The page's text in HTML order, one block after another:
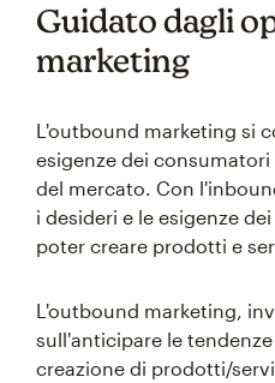
Guidato dagli
marketing
L'outbound marketing si
esigenze dei
del mercato. Con
i desideri e le esigenze
poter creare prodotti e
L'outbound marketing,
sull'anticipare le
creazione di prodotti/